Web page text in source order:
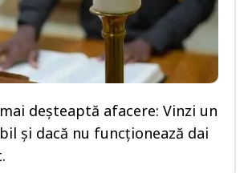
deșteaptă afacere: Vinzi un
și dacă nu funcționează dai